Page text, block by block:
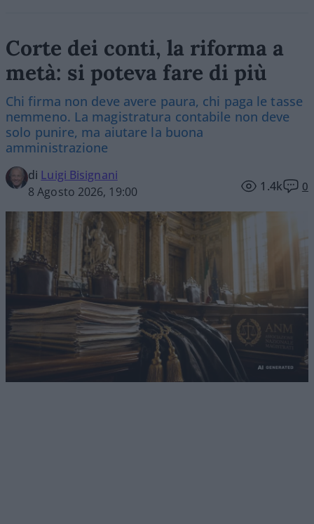
Corte dei conti, la riforma a
metà: si poteva fare di più
Chi firma non deve avere paura, chi paga le tasse
nemmeno. La magistratura contabile non deve
solo punire, ma aiutare la buona
amministrazione
di Luigi Bisignani
8 Agosto 2026, 19:00
1.4k 0